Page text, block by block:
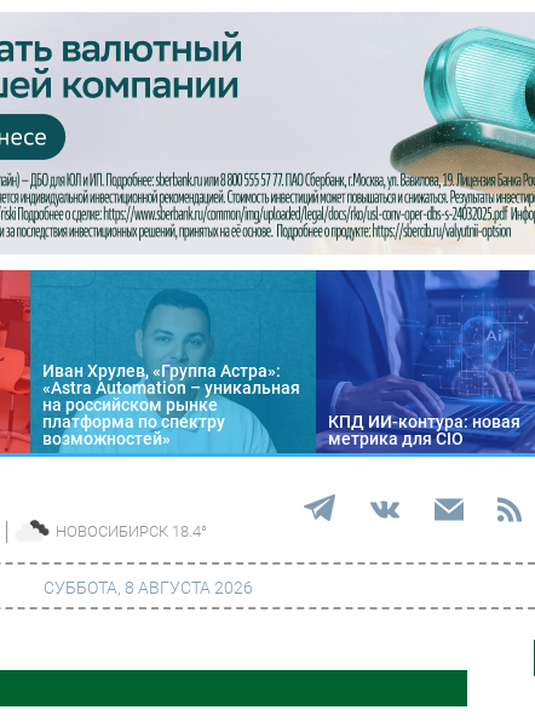
Иван Хрулев, «Группа Астра»:
«Astra Automation – уникальная
на российском рынке
платформа по спектру
возможностей»
КПД ИИ-контура: новая
метрика для CIO
НОВОСИБИРСК 18.4°
Финансы
СУББОТА, 8 АВГУСТА 2026